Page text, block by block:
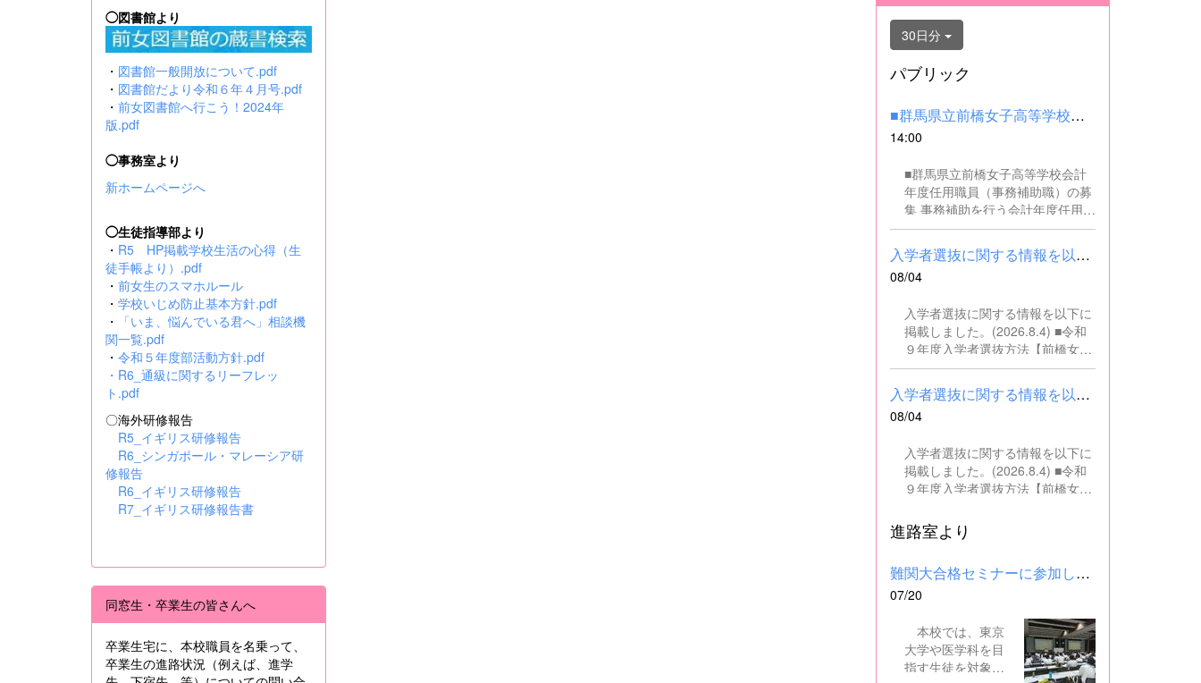
◯図書館より
・ 図書館一般開放について.pdf
・ 図書館だより令和６年４月号.pdf
・ 前女図書館へ行こう！2024年
版.pdf
◯事務室より
新ホームページへ
◯生徒指導部より
・ R5 HP掲載学校生活の心得（生
徒手帳より）.pdf
・ 前女生のスマホルール
・ 学校いじめ防止基本方針.pdf
・
「いま、悩んでいる君へ」相談機
関一覧.pdf
・ 令和５年度部活動方針.pdf
・ R6_通級に関するリーフレッ
ト.pdf
〇海外研修報告
R5_イギリス研修報告
R6_シンガポール・マレーシア研
修報告
R6_イギリス研修報告
R7_イギリス研修報告書
同窓生・卒業生の皆さんへ
卒業生宅に、本校職員を名乗って、
卒業生の進路状況（例えば、進学
30日分
パブリック
■群馬県立前橋女子高等学校会計年度任用職員（事務補助職）の募集...
14:00
■群馬県立前橋女子高等学校会計
年度任用職員（事務補助職）の募
集 事務補助を行う会計年度任用職
員を募集します。 ■職務内容 事務
補助職に従事していただきます。
SSH（スーパーサイエンスハイス
クール）事業にかかるパソコンで
整理事務、電話対応、書類の整
理、その他事務補助業務全般 ■募
集人数 １名 ■募集対象 以下の条
件を満たしている方 基本的なパソ
コン操作（Word、Excelなど）が
できる方 なお、以下に該当する方
は、応募できませんので御了承く
条に該当する者（以下のいずれか
に該当する人） ・禁錮以上の刑に
処せられ、その執行を終わるまで
までの者 ・群馬県職員として懲戒
から2年を経過しない者 ・人事委
員会又は公平委員会の委員の職に
あって、地方公務員法第60条から
第63条までに規定する罪を犯し、
刑に処せられた者 ・日本国憲法又
はその下に成立した政府を暴力で
破壊することを主張する政党その
入学者選抜に関する情報を以下に掲載しました。(2026.8.4) ■令和...
08/04
入学者選抜に関する情報を以下に
掲載しました。(2026.8.4) ■令和
９年度入学者選抜方法【前橋女子
高校】pdf はこちら ■群馬県教育
委員会webサイト 高校入試に関
するページはこちら
入学者選抜に関する情報を以下に掲載しました。(2026.8.4) ■令和...
08/04
入学者選抜に関する情報を以下に
掲載しました。(2026.8.4) ■令和
９年度入学者選抜方法【前橋女子
委員会webサイト 高校入試に関
するページはこちら
進路室より
難関大合格セミナーに参加しました
07/20
本校では、東京
大学や医学科を目
指す生徒を対象